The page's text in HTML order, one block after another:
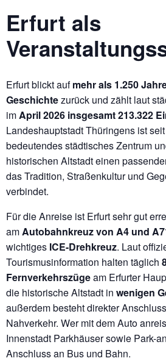
Erfurt als
Erfurt blickt aufmehr als 1.250
Geschichtezurück und zählt laut
imApril 2026 insgesamt 213.322
Landeshauptstadt Thüringens ist
bedeutendes städtisches Zentrum
historischen Altstadt einen
das Tradition, Straßenkultur und
verbindet.
Für die Anreise ist Erfurt sehr gut
amAutobahnkreuz von A4 und
wichtiges ICE-Drehkreuz. Laut
Tourismusinformation halten täglich
Fernverkehrszügeam Erfurter
die historische Altstadt in wenigen
außerdem besteht direkter
Nahverkehr. Wer mit dem Auto
Innenstadt Parkhäuser sowie Park-
Anschluss an Bus und Bahn.